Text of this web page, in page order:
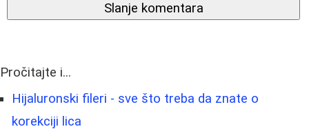
Slanje komentara
Pročitajte i...
Hijaluronski fileri - sve što treba da znate o
korekciji lica